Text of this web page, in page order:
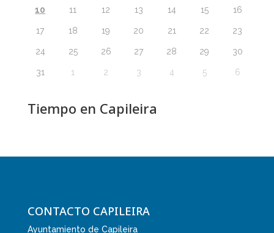
10 11 12 13 14 15 16
17 18 19 20 21 22 23
24 25 26 27 28 29 30
31 1 2 3 4 5 6
Tiempo en Capileira
CONTACTO CAPILEIRA
Ayuntamiento de Capileira